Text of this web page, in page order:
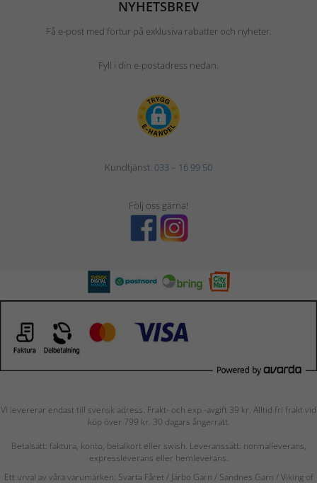
NYHETSBREV
Få e-post med förtur på exklusiva rabatter och nyheter.
Fyll i din e-postadress nedan.
Kundtjänst: 033 – 16 99 50
Följ oss gärna!
Vi levererar endast till svensk adress. Frakt- och exp.-avgift 39 kr. Alltid fri frakt vid
köp över 799 kr. 30 dagars ångerrätt.
Betalsätt: faktura, konto, betalkort eller swish. Leveranssätt: normalleverans,
expressleverans eller hemleverans.
Ett urval av våra varumärken: Svarta Fåret / Järbo Garn / Sandnes Garn / Viking of